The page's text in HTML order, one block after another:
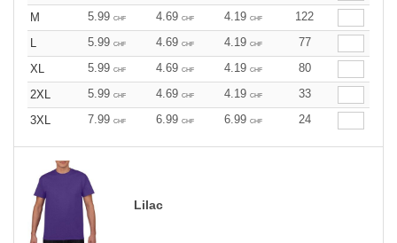
M
5.99 CHF 4.69 CHF 4.19 CHF
122
L
5.99 CHF 4.69 CHF 4.19 CHF
77
XL
5.99 CHF 4.69 CHF 4.19 CHF
80
2XL
5.99 CHF 4.69 CHF 4.19 CHF
33
3XL
7.99 CHF 6.99 CHF 6.99 CHF 24
Lilac